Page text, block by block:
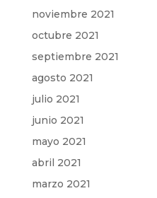
noviembre 2021
octubre 2021
septiembre 2021
agosto 2021
julio 2021
junio 2021
mayo 2021
abril 2021
marzo 2021